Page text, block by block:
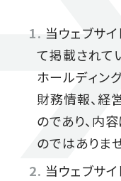
当ウェブサ
て掲載されて
ホールディン
財務情報、経
のであり、内
のではありま
当ウェブサ